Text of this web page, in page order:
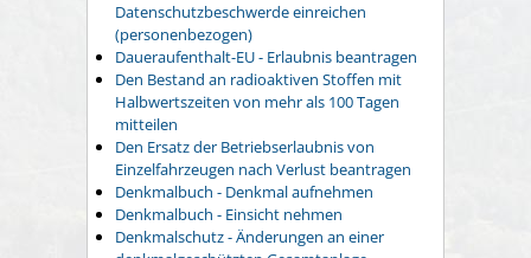
Datenschutzbeschwerde einreichen
(personenbezogen)
Daueraufenthalt-EU - Erlaubnis beantragen
Den Bestand an radioaktiven Stoffen mit
Halbwertszeiten von mehr als 100 Tagen
mitteilen
Den Ersatz der Betriebserlaubnis von
Einzelfahrzeugen nach Verlust beantragen
Denkmalbuch - Denkmal aufnehmen
Denkmalbuch - Einsicht nehmen
Denkmalschutz - Änderungen an einer